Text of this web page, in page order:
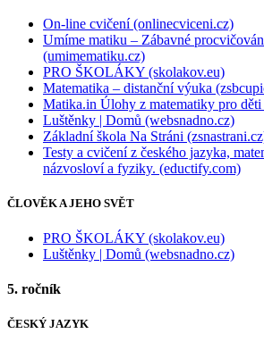
On-line cvičení (onlinecviceni.cz)
Umíme matiku – Zábavné
(umimematiku.cz)
PRO ŠKOLÁKY (skolakov.eu)
Matematika – distanční výuka
Matika.in Úlohy z matematiky pro děti
Luštěnky | Domů (websnadno.cz)
Základní škola Na Stráni
Testy a cvičení z českého jazyka,
názvosloví a fyziky. (eductify.com)
ČLOVĚK A JEHO SVĚT
PRO ŠKOLÁKY (skolakov.eu)
Luštěnky | Domů (websnadno.cz)
5. ročník
ČESKÝ JAZYK